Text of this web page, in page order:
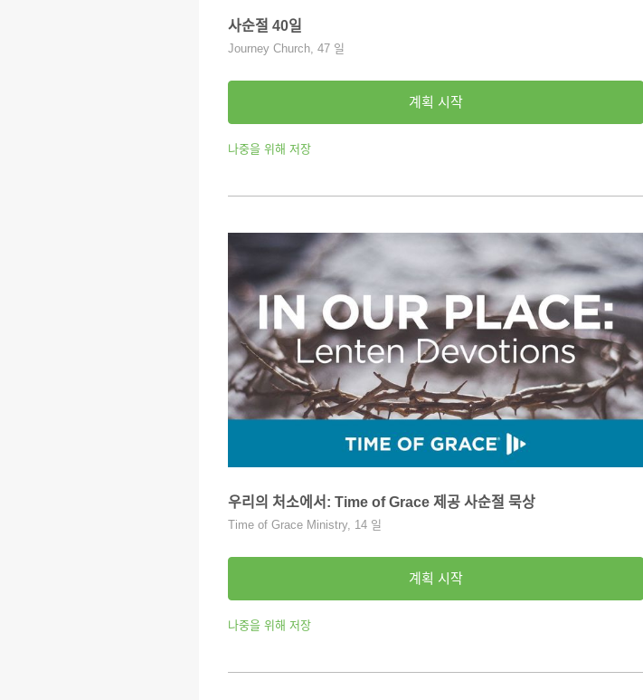
사순절 40일
Journey Church, 47 일
계획 시작
나중을 위해 저장
우리의 처소에서: Time of Grace 제공 사순절 묵상
Time of Grace Ministry, 14 일
계획 시작
나중을 위해 저장